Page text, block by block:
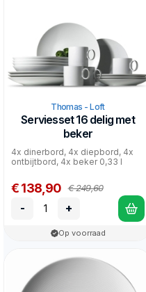
Thomas - Loft
Serviesset 16 delig met
beker
4x dinerbord, 4x diepbord, 4x
ontbijtbord, 4x beker 0,33 l
€ 138,90 € 249,60
- +
Op voorraad